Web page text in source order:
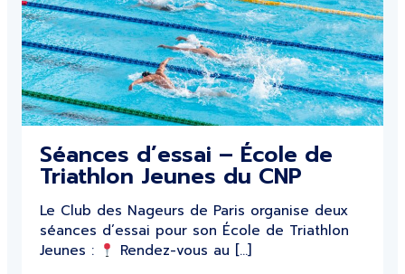
Séances d’essai – École de
Triathlon Jeunes du CNP
Le Club des Nageurs de Paris organise deux
séances d’essai pour son École de Triathlon
Jeunes :
Rendez-vous au […]